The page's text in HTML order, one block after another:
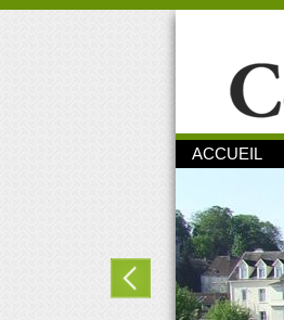
ACCUEIL